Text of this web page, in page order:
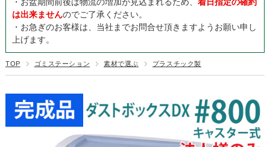
は出来ませんのでご了承ください。
・お急ぎのお客様は、当社までお問合せ頂きますようお願い申し
上げます。
TOP ゴミステーション 素材で選ぶ プラスチック製